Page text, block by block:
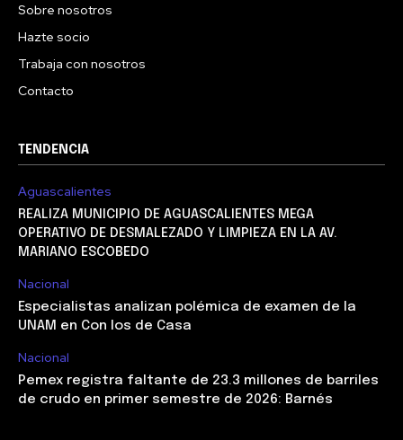
Sobre nosotros
Hazte socio
Trabaja con nosotros
Contacto
TENDENCIA
Aguascalientes
REALIZA MUNICIPIO DE AGUASCALIENTES MEGA
OPERATIVO DE DESMALEZADO Y LIMPIEZA EN LA AV.
MARIANO ESCOBEDO
Nacional
Especialistas analizan polémica de examen de la
UNAM en Con los de Casa
Nacional
Pemex registra faltante de 23.3 millones de barriles
de crudo en primer semestre de 2026: Barnés